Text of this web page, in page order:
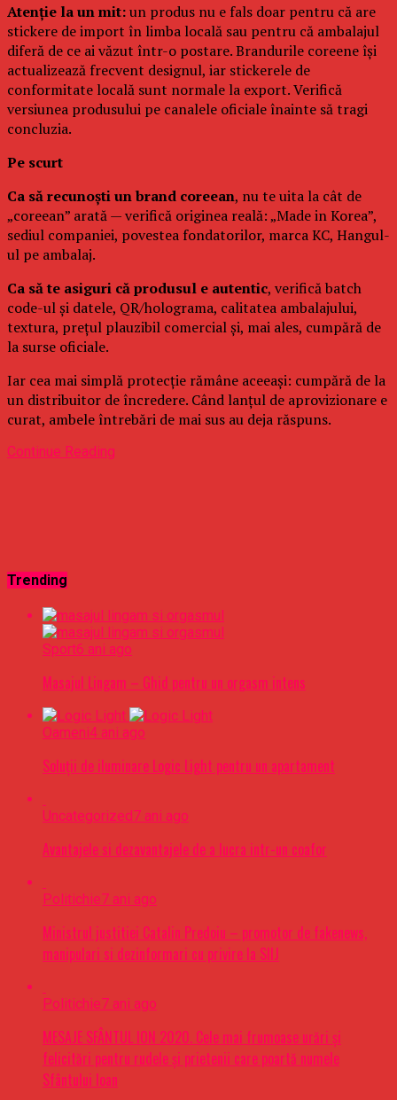
Atenție la un mit:un produs nu e fals doar pentru că are
stickere de import în limba locală sau pentru că ambalajul
diferă de ce ai văzut într-o postare. Brandurile coreene își
actualizează frecvent designul, iar stickerele de
conformitate locală sunt normale la export. Verifică
versiunea produsului pe canalele oficiale înainte să tragi
concluzia.
Pe scurt
Ca să recunoști un brand coreean, nu te uita la cât de
„coreean” arată — verifică originea reală: „Made in Korea”,
sediul companiei, povestea fondatorilor, marca KC, Hangul-
ul pe ambalaj.
Ca să te asiguri că produsul e autentic, verifică batch
code-ul și datele, QR/holograma, calitatea ambalajului,
textura, prețul plauzibil comercial și, mai ales, cumpără de
la surse oficiale.
Iar cea mai simplă protecție rămâne aceeași: cumpără de la
un distribuitor de încredere. Când lanțul de aprovizionare e
curat, ambele întrebări de mai sus au deja răspuns.
Continue Reading
Trending
Sport6 ani ago
Masajul Lingam – Ghid pentru un orgasm intens
Oameni4 ani ago
Soluții de iluminare Logic Light pentru un apartament
Uncategorized7 ani ago
Avantajele si dezavantajele de a lucra intr-un coafor
Politichie7 ani ago
Ministrul justitiei Catalin Predoiu – promotor de fakenews,
manipulari si dezinformari cu privire la SIIJ
Politichie7 ani ago
MESAJE SFÂNTUL ION 2020. Cele mai frumoase urări şi
felicitări pentru rudele şi prietenii care poartă numele
Sfântului Ioan